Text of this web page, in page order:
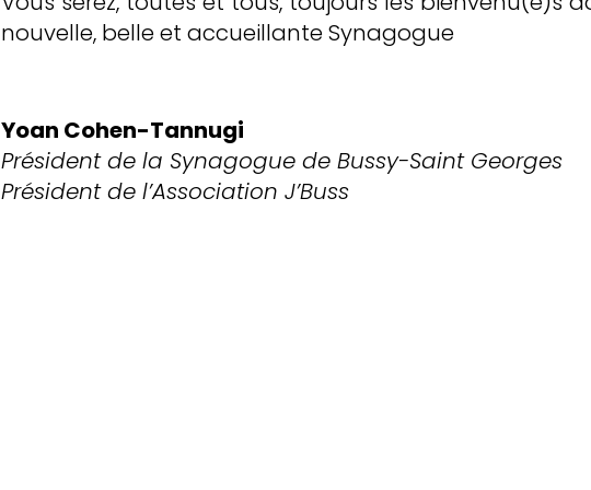
nouvelle, belle et accueillante Synagogue
Yoan Cohen-Tannugi
Président de la Synagogue de Bussy-Saint Georges
Président de l’Association J’Buss